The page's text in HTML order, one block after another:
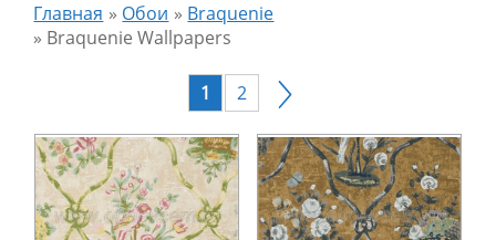
Главная » Обои » Braquenie
» Braquenie Wallpapers
1 2